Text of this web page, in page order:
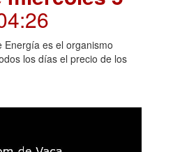
Energía es el organismo
los días el precio de los